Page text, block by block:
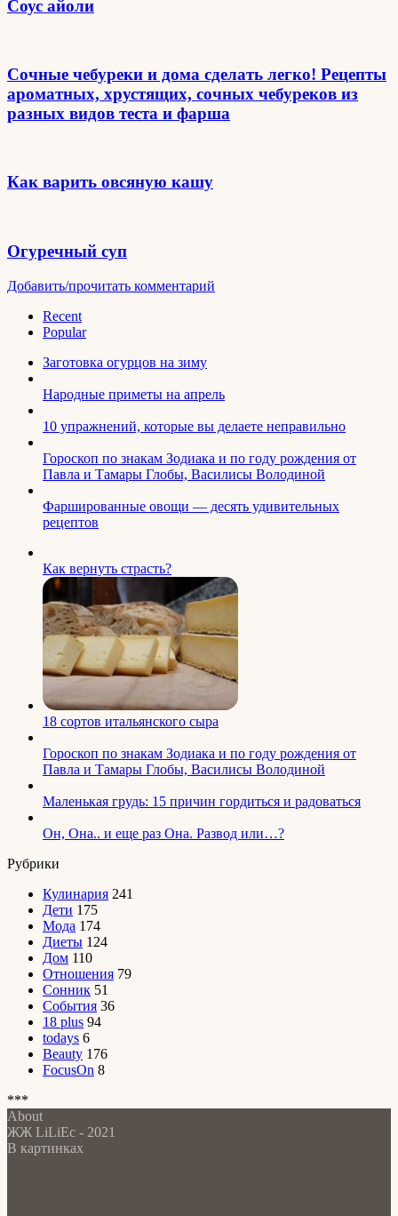
Соус айоли
Сочные чебуреки и дома сделать легко! Рецепты
ароматных, хрустящих, сочных чебуреков из
разных видов теста и фарша
Как варить овсяную кашу
Огуречный суп
Добавить/прочитать комментарий
Recent
Popular
Заготовка огурцов на зиму
Народные приметы на апрель
10 упражнений, которые вы делаете неправильно
Гороскоп по знакам Зодиака и по году рождения от
Павла и Тамары Глобы, Василисы Володиной
Фаршированные овощи — десять удивительных
рецептов
Как вернуть страсть?
18 сортов итальянского сыра
Гороскоп по знакам Зодиака и по году рождения от
Павла и Тамары Глобы, Василисы Володиной
Маленькая грудь: 15 причин гордиться и радоваться
Он, Она.. и еще раз Она. Развод или…?
Рубрики
Кулинария 241
Дети 175
Мода 174
Диеты 124
Дом 110
Отношения 79
Сонник 51
События 36
18 plus 94
todays 6
Beauty 176
FocusOn 8
***
About
ЖЖ LiLiEc - 2021
В картинках